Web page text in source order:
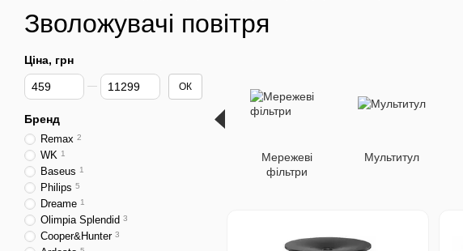
Зволожувачі повітря
Мережеві
фільтри
Мультитул
Ціна, грн
Від Ціна, грн
До Ціна, грн ОК
Бренд
Remax 2
WK 1
Baseus 1
Philips 5
Dreame 1
Olimpia Splendid 3
Cooper&Hunter 3